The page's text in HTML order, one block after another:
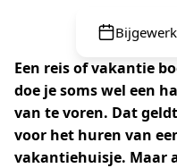
Een reis of vakantie
doe je soms wel een
van te voren. Dat
voor het huren van
vakantiehuisje. Maar